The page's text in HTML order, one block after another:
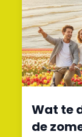
Wat te
de